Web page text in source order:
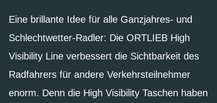
Eine brillante Idee für alle Ganzjahres- und
Schlechtwetter-Radler: Die ORTLIEB High
Visibility Line verbessert die Sichtbarkeit des
Radfahrers für andere Verkehrsteilnehmer
enorm. Denn die High Visibility Taschen haben